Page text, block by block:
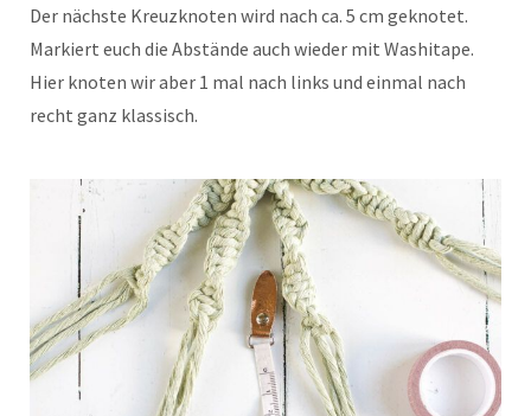
Der nächste Kreuzknoten wird nach ca. 5 cm geknotet.
Markiert euch die Abstände auch wieder mit Washitape.
Hier knoten wir aber 1 mal nach links und einmal nach
recht ganz klassisch.